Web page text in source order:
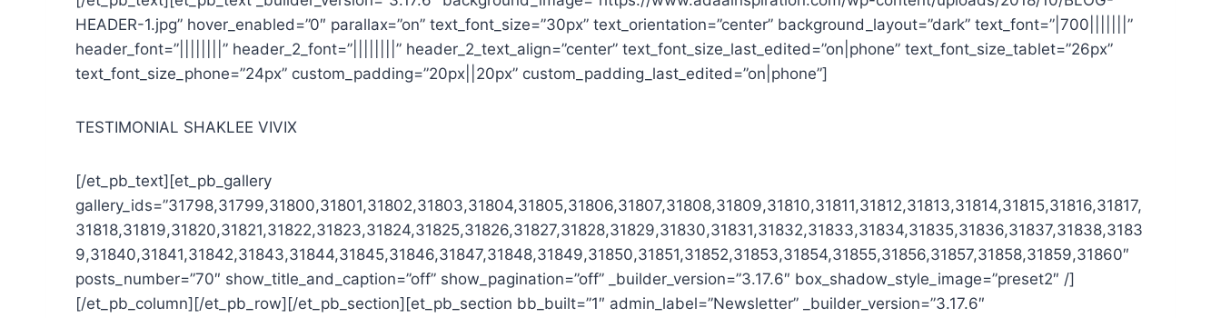
HEADER-1.jpg” hover_enabled=”0″ parallax=”on” text_font_size=”30px” text_orientation=”center” background_layout=”dark” text_font=”|700|||||||”
header_font=”||||||||” header_2_font=”||||||||” header_2_text_align=”center” text_font_size_last_edited=”on|phone” text_font_size_tablet=”26px”
text_font_size_phone=”24px” custom_padding=”20px||20px” custom_padding_last_edited=”on|phone”]
TESTIMONIAL SHAKLEE VIVIX
[/et_pb_text][et_pb_gallery
gallery_ids=”31798,31799,31800,31801,31802,31803,31804,31805,31806,31807,31808,31809,31810,31811,31812,31813,31814,31815,31816,31817,
31818,31819,31820,31821,31822,31823,31824,31825,31826,31827,31828,31829,31830,31831,31832,31833,31834,31835,31836,31837,31838,3183
9,31840,31841,31842,31843,31844,31845,31846,31847,31848,31849,31850,31851,31852,31853,31854,31855,31856,31857,31858,31859,31860″
posts_number=”70″ show_title_and_caption=”off” show_pagination=”off” _builder_version=”3.17.6″ box_shadow_style_image=”preset2″ /]
[/et_pb_column][/et_pb_row][/et_pb_section][et_pb_section bb_built=”1″ admin_label=”Newsletter” _builder_version=”3.17.6″